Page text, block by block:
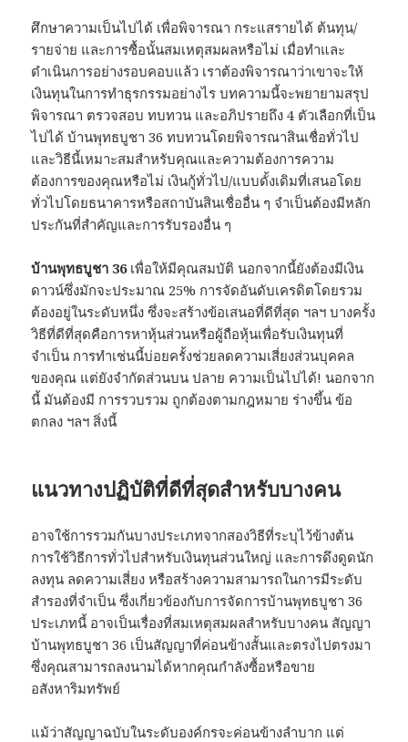
ศึกษาความเป็นไปได้ เพื่อพิจารณา กระแสรายได้ ต้นทุน/
รายจ่าย และการซื้อนั้นสมเหตุสมผลหรือไม่ เมื่อทำและ
ดำเนินการอย่างรอบคอบแล้ว เราต้องพิจารณาว่าเขาจะให้
เงินทุนในการทำธุรกรรมอย่างไร บทความนี้จะพยายามสรุป
พิจารณา ตรวจสอบ ทบทวน และอภิปรายถึง 4 ตัวเลือกที่เป็น
ไปได้ บ้านพุทธบูชา 36 ทบทวนโดยพิจารณาสินเชื่อทั่วไป
และวิธีนี้เหมาะสมสำหรับคุณและความต้องการความ
ต้องการของคุณหรือไม่ เงินกู้ทั่วไป/แบบดั้งเดิมที่เสนอโดย
ทั่วไปโดยธนาคารหรือสถาบันสินเชื่ออื่น ๆ จำเป็นต้องมีหลัก
ประกันที่สำคัญและการรับรองอื่น ๆ
บ้านพุทธบูชา 36เพื่อให้มีคุณสมบัติ นอกจากนี้ยังต้องมีเงิน
ดาวน์ซึ่งมักจะประมาณ 25% การจัดอันดับเครดิตโดยรวม
ต้องอยู่ในระดับหนึ่ง ซึ่งจะสร้างข้อเสนอที่ดีที่สุด ฯลฯ บางครั้ง
วิธีที่ดีที่สุดคือการหาหุ้นส่วนหรือผู้ถือหุ้นเพื่อรับเงินทุนที่
จำเป็น การทำเช่นนี้บ่อยครั้งช่วยลดความเสี่ยงส่วนบุคคล
ของคุณ แต่ยังจำกัดส่วนบน ปลาย ความเป็นไปได้! นอกจาก
นี้ มันต้องมี การรวบรวม ถูกต้องตามกฎหมาย ร่างขึ้น ข้อ
ตกลง ฯลฯ สิ่งนี้
แนวทางปฏิบัติที่ดีที่สุดสำหรับบางคน
อาจใช้การรวมกันบางประเภทจากสองวิธีที่ระบุไว้ข้างต้น
การใช้วิธีการทั่วไปสำหรับเงินทุนส่วนใหญ่ และการดึงดูดนัก
ลงทุน ลดความเสี่ยง หรือสร้างความสามารถในการมีระดับ
สำรองที่จำเป็น ซึ่งเกี่ยวข้องกับการจัดการบ้านพุทธบูชา 36
ประเภทนี้ อาจเป็นเรื่องที่สมเหตุสมผลสำหรับบางคน สัญญา
บ้านพุทธบูชา 36 เป็นสัญญาที่ค่อนข้างสั้นและตรงไปตรงมา
ซึ่งคุณสามารถลงนามได้หากคุณกำลังซื้อหรือขาย
อสังหาริมทรัพย์
แม้ว่าสัญญาฉบับในระดับองค์กรจะค่อนข้างลำบาก แต่